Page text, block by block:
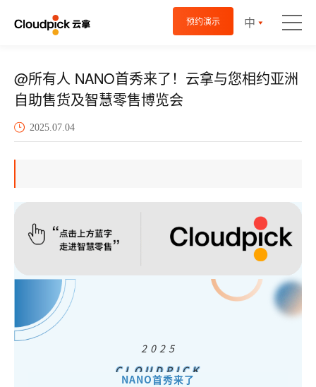
预约演示 中
@所有人 NANO首秀来了！云拿与您相约亚洲
自助售货及智慧零售博览会
2025.07.04
2 0 2 5
CLOUDPICK
NANO首秀来了